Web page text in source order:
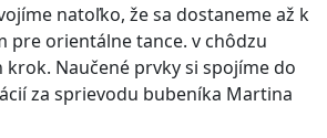
natoľko, že sa dostaneme až k
pre orientálne tance. v chôdzu
Naučené prvky si spojíme do
za sprievodu bubeníka Martina